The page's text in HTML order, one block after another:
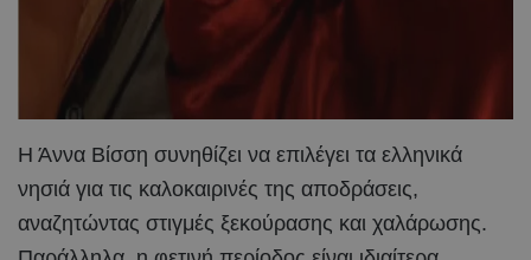
Η Άννα Βίσση συνηθίζει να επιλέγει τα ελληνικά
νησιά για τις καλοκαιρινές της αποδράσεις,
αναζητώντας στιγμές ξεκούρασης και χαλάρωσης.